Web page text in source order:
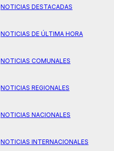
NOTICIAS DESTACADAS
NOTICIAS DE ÚLTIMA HORA
NOTICIAS COMUNALES
NOTICIAS REGIONALES
NOTICIAS NACIONALES
NOTICIAS INTERNACIONALES